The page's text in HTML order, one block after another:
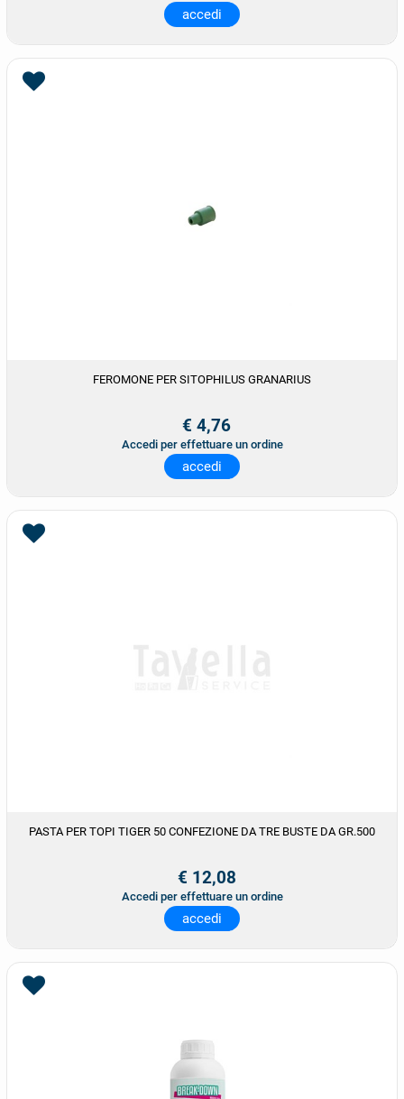
accedi
FEROMONE PER SITOPHILUS GRANARIUS
€ 4,76
Accedi per effettuare un ordine
accedi
PASTA PER TOPI TIGER 50 CONFEZIONE DA TRE BUSTE DA GR.500
€ 12,08
Accedi per effettuare un ordine
accedi